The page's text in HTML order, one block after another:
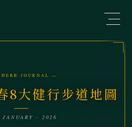
JOURNAL —
8大健行步道地圖
JANUARY · 2026